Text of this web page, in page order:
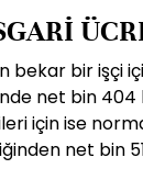
bekar bir işçi
net bin 404
için ise
net bin